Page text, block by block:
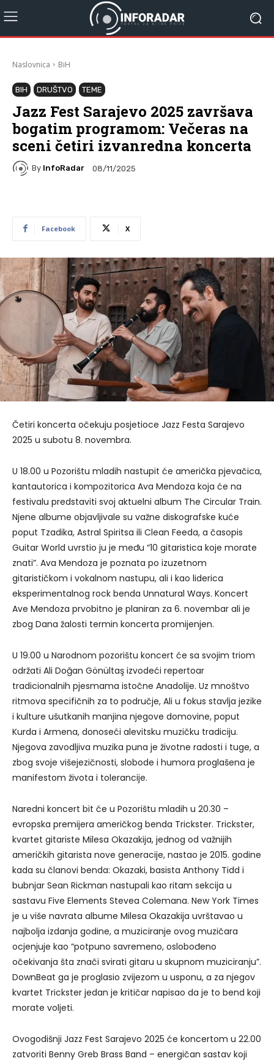
Naslovnica BiH
BIH DRUŠTVO TEME
Jazz Fest Sarajevo 2025 završava
bogatim programom: Večeras na
sceni četiri izvanredna koncerta
By InfoRadar 08/11/2025
Facebook X
Četiri koncerta očekuju posjetioce Jazz Festa Sarajevo
2025 u subotu 8. novembra.
U 18.00 u Pozorištu mladih nastupit će američka pjevačica,
kantautorica i kompozitorica Ava Mendoza koja će na
festivalu predstaviti svoj aktuelni album The Circular Train.
Njene albume objavljivale su važne diskografske kuće
poput Tzadika, Astral Spiritsa ili Clean Feeda, a časopis
Guitar World uvrstio ju je među “10 gitaristica koje morate
znati”. Ava Mendoza je poznata po izuzetnom
gitarističkom i vokalnom nastupu, ali i kao liderica
eksperimentalnog rock benda Unnatural Ways. Koncert
Ave Mendoza prvobitno je planiran za 6. novembar ali je
zbog Dana žalosti termin koncerta promijenjen.
U 19.00 u Narodnom pozorištu koncert će sa svojim triom
održati Ali Doğan Gönültaş izvodeći repertoar
tradicionalnih pjesmama istočne Anadolije. Uz mnoštvo
ritmova specifičnih za to područje, Ali u fokus stavlja jezike
i kulture ušutkanih manjina njegove domovine, poput
Kurda i Armena, donoseći alevitsku muzičku tradiciju.
Njegova zavodljiva muzika puna je životne radosti i tuge, a
zbog svoje višejezičnosti, slobode i humora proglašena je
manifestom života i tolerancije.
Naredni koncert bit će u Pozorištu mladih u 20.30 –
evropska premijera američkog benda Trickster. Trickster,
kvartet gitariste Milesa Okazakija, jednog od važnijih
američkih gitarista nove generacije, nastao je 2015. godine
kada su članovi benda: Okazaki, basista Anthony Tidd i
bubnjar Sean Rickman nastupali kao ritam sekcija u
sastavu Five Elements Stevea Colemana. New York Times
je u više navrata albume Milesa Okazakija uvrštavao u
najbolja izdanja godine, a muziciranje ovog muzičara
ocjenjuje kao “potpuno savremeno, oslobođeno
očekivanja šta znači svirati gitaru u skupnom muziciranju”.
DownBeat ga je proglasio zvijezom u usponu, a za njegov
kvartet Trickster jedan je kritičar napisao da je to bend koji
morate voljeti.
Ovogodišnji Jazz Fest Sarajevo 2025 će koncertom u 22.00
zatvoriti Benny Greb Brass Band – energičan sastav koji